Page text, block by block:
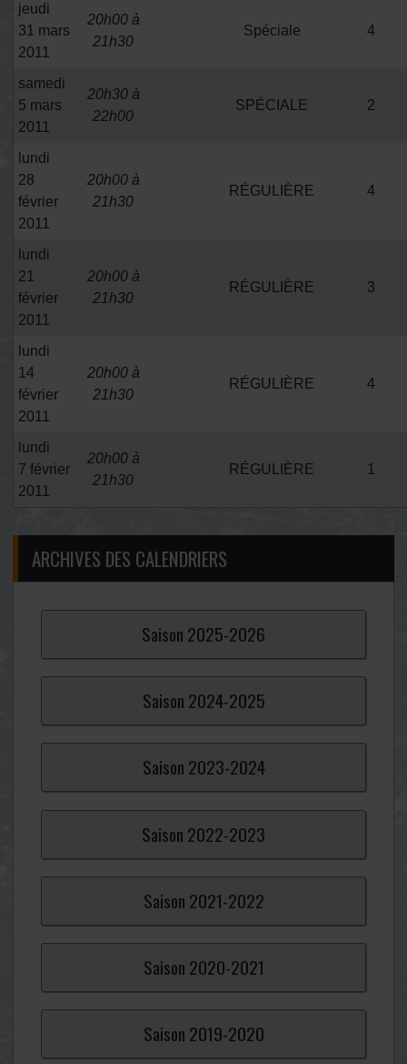
jeudi
31 mars
2011
20h00 à
21h30
Spéciale 4
samedi
5 mars
2011
20h30 à
22h00
SPÉCIALE 2
lundi
28
février
2011
20h00 à
21h30
RÉGULIÈRE 4
lundi
21
février
2011
20h00 à
21h30
RÉGULIÈRE 3
lundi
14
février
2011
20h00 à
21h30
RÉGULIÈRE 4
lundi
7 février
2011
20h00 à
21h30
RÉGULIÈRE 1
ARCHIVES DES CALENDRIERS
Saison 2025-2026
Saison 2024-2025
Saison 2023-2024
Saison 2022-2023
Saison 2021-2022
Saison 2020-2021
Saison 2019-2020